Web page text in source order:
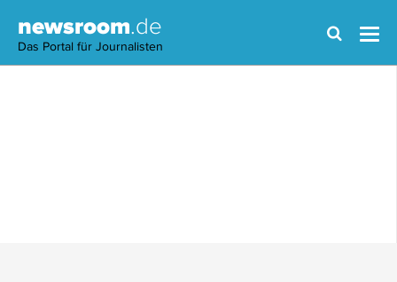
newsroom.de
Das Portal für Journalisten